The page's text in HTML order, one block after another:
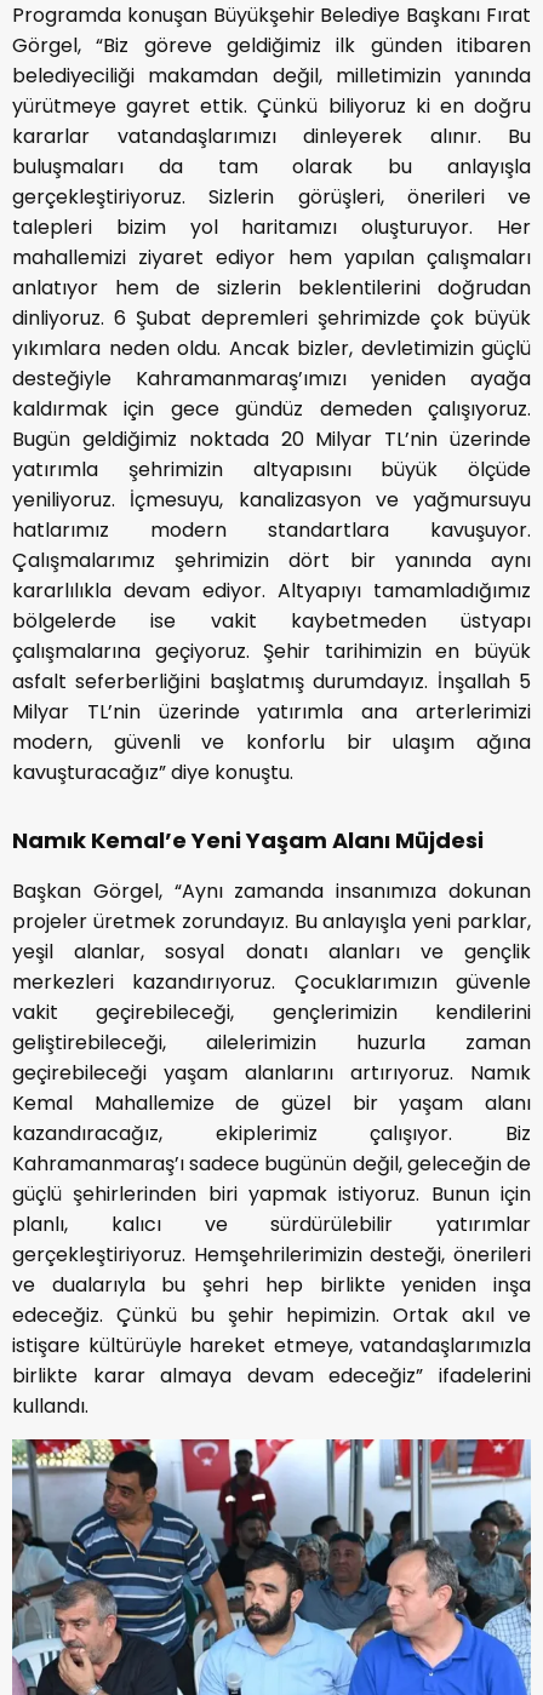
Programda konuşan Büyükşehir Belediye Başkanı Fırat
Görgel, “Biz göreve geldiğimiz ilk günden itibaren
belediyeciliği makamdan değil, milletimizin yanında
yürütmeye gayret ettik. Çünkü biliyoruz ki en doğru
kararlar vatandaşlarımızı dinleyerek alınır. Bu
buluşmaları da tam olarak bu anlayışla
gerçekleştiriyoruz. Sizlerin görüşleri, önerileri ve
talepleri bizim yol haritamızı oluşturuyor. Her
mahallemizi ziyaret ediyor hem yapılan çalışmaları
anlatıyor hem de sizlerin beklentilerini doğrudan
dinliyoruz. 6 Şubat depremleri şehrimizde çok büyük
yıkımlara neden oldu. Ancak bizler, devletimizin güçlü
desteğiyle Kahramanmaraş’ımızı yeniden ayağa
kaldırmak için gece gündüz demeden çalışıyoruz.
Bugün geldiğimiz noktada 20 Milyar TL’nin üzerinde
yatırımla şehrimizin altyapısını büyük ölçüde
yeniliyoruz. İçmesuyu, kanalizasyon ve yağmursuyu
hatlarımız modern standartlara kavuşuyor.
Çalışmalarımız şehrimizin dört bir yanında aynı
kararlılıkla devam ediyor. Altyapıyı tamamladığımız
bölgelerde ise vakit kaybetmeden üstyapı
çalışmalarına geçiyoruz. Şehir tarihimizin en büyük
asfalt seferberliğini başlatmış durumdayız. İnşallah 5
Milyar TL’nin üzerinde yatırımla ana arterlerimizi
modern, güvenli ve konforlu bir ulaşım ağına
kavuşturacağız” diye konuştu.
Namık Kemal’e Yeni Yaşam Alanı Müjdesi
Başkan Görgel, “Aynı zamanda insanımıza dokunan
projeler üretmek zorundayız. Bu anlayışla yeni parklar,
yeşil alanlar, sosyal donatı alanları ve gençlik
merkezleri kazandırıyoruz. Çocuklarımızın güvenle
vakit geçirebileceği, gençlerimizin kendilerini
geliştirebileceği, ailelerimizin huzurla zaman
geçirebileceği yaşam alanlarını artırıyoruz. Namık
Kemal Mahallemize de güzel bir yaşam alanı
kazandıracağız, ekiplerimiz çalışıyor. Biz
Kahramanmaraş’ı sadece bugünün değil, geleceğin de
güçlü şehirlerinden biri yapmak istiyoruz. Bunun için
planlı, kalıcı ve sürdürülebilir yatırımlar
gerçekleştiriyoruz. Hemşehrilerimizin desteği, önerileri
ve dualarıyla bu şehri hep birlikte yeniden inşa
edeceğiz. Çünkü bu şehir hepimizin. Ortak akıl ve
istişare kültürüyle hareket etmeye, vatandaşlarımızla
birlikte karar almaya devam edeceğiz” ifadelerini
kullandı.